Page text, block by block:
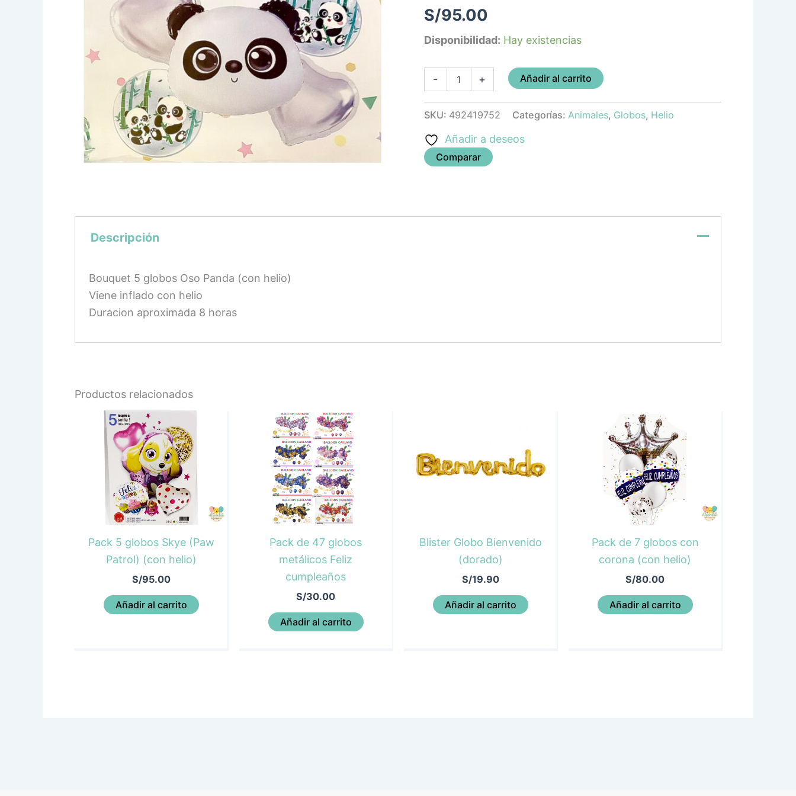
S/95.00
Disponibilidad: Hay existencias
-
helio)
cantidad
+ Añadir al carrito
SKU: 492419752 Categorías: Animales, Globos, Helio
Añadir a deseos
Comparar
Descripción
Bouquet 5 globos Oso Panda (con helio)
Viene inflado con helio
Duracion aproximada 8 horas
Productos relacionados
Pack 5 globos Skye (Paw
Patrol) (con helio)
S/95.00
Añadir al carrito
Pack de 47 globos
metálicos Feliz
cumpleaños
S/30.00
Añadir al carrito
Blister Globo Bienvenido
(dorado)
S/19.90
Añadir al carrito
Pack de 7 globos con
corona (con helio)
S/80.00
Añadir al carrito